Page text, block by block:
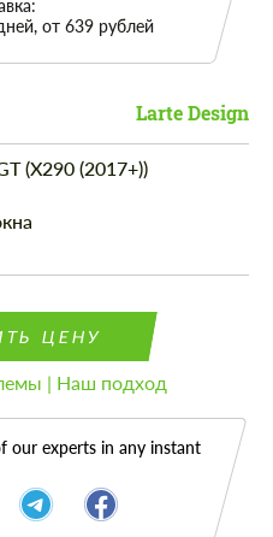
от 639 рублей
Larte Design
(X290 (2017+))
ЦЕНУ
| Наш подход
our experts in any instant